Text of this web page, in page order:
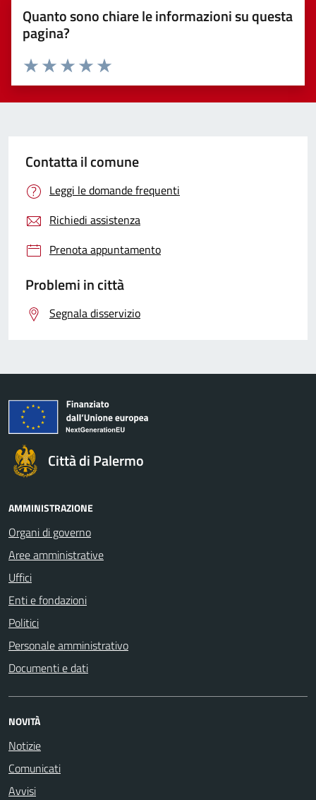
Quanto sono chiare le informazioni su questa
pagina?
Valuta 5 stelle su 5
Valuta 4 stelle su 5
Valuta 3 stelle su 5
Valuta 2 stelle su 5
Valuta 1 stelle su 5
Contatta il comune
Leggi le domande frequenti
Richiedi assistenza
Prenota appuntamento
Problemi in città
Segnala disservizio
Città di Palermo
AMMINISTRAZIONE
Organi di governo
Aree amministrative
Uffici
Enti e fondazioni
Politici
Personale amministrativo
Documenti e dati
NOVITÀ
Notizie
Comunicati
Avvisi